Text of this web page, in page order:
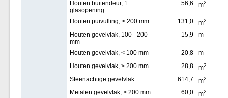
Houten buitendeur, 1
glasopening
56,6 m2
Houten puivulling, > 200 mm 131,0 m2
Houten gevelvlak, 100 - 200
mm
15,9 m
Houten gevelvlak, < 100 mm 20,8
m
Houten gevelvlak, > 200 mm
28,8 m2
Steenachtige gevelvlak 614,7 m2
Metalen gevelvlak, > 200 mm 60,0 m2